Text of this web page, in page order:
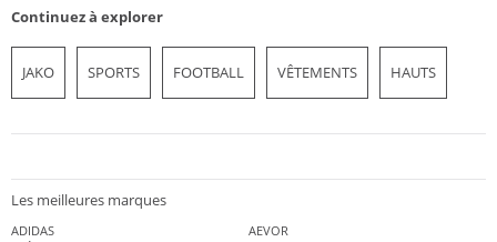
Continuez à explorer
JAKO SPORTS FOOTBALL VÊTEMENTS HAUTS
Les meilleures marques
ADIDAS
AEVOR